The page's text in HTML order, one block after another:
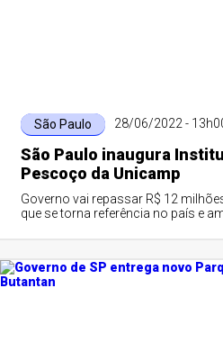
São Paulo 28/06/2022 -
São Paulo inaugura
Pescoço da Unicamp
Governo vai repassar R$ 12
que se torna referência no país e